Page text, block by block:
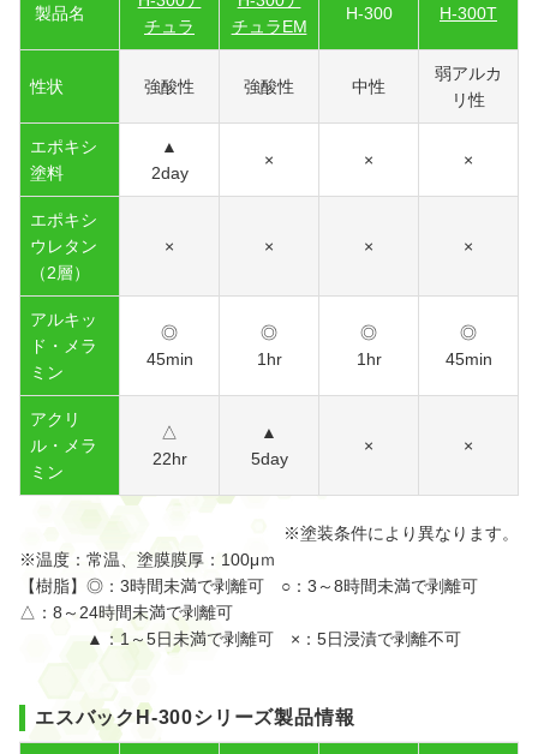
製品名
チュラ
チュラEM
H-300 H-300T
性状 強酸性 強酸性 中性
弱アルカ
リ性
エポキシ
塗料
▲
2day
× × ×
エポキシ
ウレタン
（2層）
× × × ×
アルキッ
ド・メラ
ミン
◎
45min
◎
1hr
◎
1hr
◎
45min
アクリ
ル・メラ
ミン
△
22hr
▲
5day
× ×
※塗装条件により異なります。
※温度：常温、塗膜膜厚：100μｍ
【樹脂】◎：3時間未満で剥離可 ○：3～8時間未満で剥離可
△：8～24時間未満で剥離可
▲：1～5日未満で剥離可 ×：5日浸漬で剥離不可
エスバックH-300シリーズ製品情報